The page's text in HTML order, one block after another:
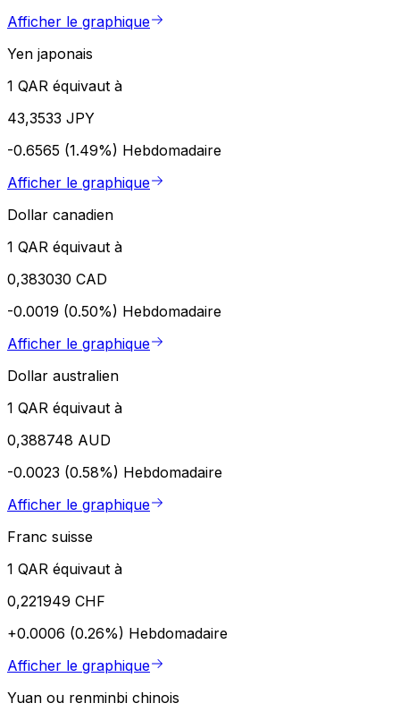
Afficher le graphique
Yen japonais
1 QAR équivaut à
43,3533 JPY
-0.6565 (1.49%) Hebdomadaire
Afficher le graphique
Dollar canadien
1 QAR équivaut à
0,383030 CAD
-0.0019 (0.50%) Hebdomadaire
Afficher le graphique
Dollar australien
1 QAR équivaut à
0,388748 AUD
-0.0023 (0.58%) Hebdomadaire
Afficher le graphique
Franc suisse
1 QAR équivaut à
0,221949 CHF
+0.0006 (0.26%) Hebdomadaire
Afficher le graphique
Yuan ou renminbi chinois